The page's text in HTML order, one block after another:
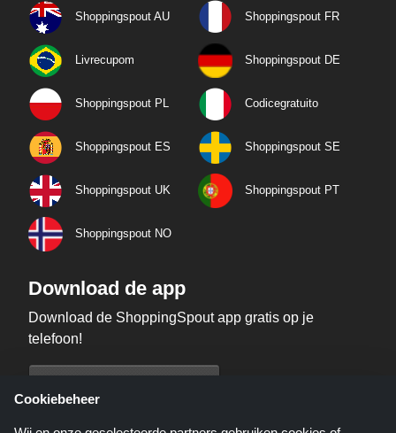
Shoppingspout AU Shoppingspout FR
Livrecupom Shoppingspout DE
Shoppingspout PL Codicegratuito
Shoppingspout ES Shoppingspout SE
Shoppingspout UK Shoppingspout PT
Shoppingspout NO
Download de app
Download de ShoppingSpout app gratis op je
telefoon!
Cookiebeheer